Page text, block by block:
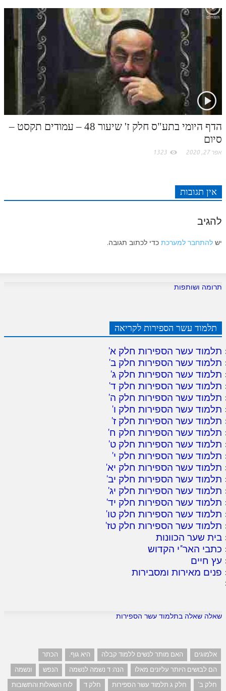
הדף היומי בתע"ס חלק ז' שיעור 48 – עמודים תקסט –
סיום
אפר 27, 2020 1323
אין תגובות
להגיב
יש להתחבר למערכת כדי לכתוב תגובה.
תרומה ושותפות
תלמוד עשר הספירות לקריאה
תלמוד עשר הספירות חלק א'
תלמוד עשר הספירות חלק ב'
תלמוד עשר הספירות חלק ג'
תלמוד עשר הספירות חלק ד'
תלמוד עשר הספירות חלק ה'
תלמוד עשר הספירות חלק ו'
תלמוד עשר הספירות חלק ז'
תלמוד עשר הספירות חלק ח'
תלמוד עשר הספירות חלק ט'
תלמוד עשר הספירות חלק י'
תלמוד עשר הספירות חלק יא'
תלמוד עשר הספירות חלק יב'
תלמוד עשר הספירות חלק יג'
תלמוד עשר הספירות חלק יד'
תלמוד עשר הספירות חלק טו'
תלמוד עשר הספירות חלק טז'
בית שער הכוונות
כתבי האר"י הקדוש
עץ חיים
פנים מאירות ומסבירות
שאלה שאלה בתלמוד עשר הספירות
אלמוגים האם מותר לנשים ללמוד קבלה היא גוף.
הכתר
הם לבושים היותר עליונים מאלו
הנה: ד נשמה לנשמה הנפש
ונשמה
חלק ב'
חלק ג תלמוד עשר הספירות חלק ד
לוח השאלות והתשובות